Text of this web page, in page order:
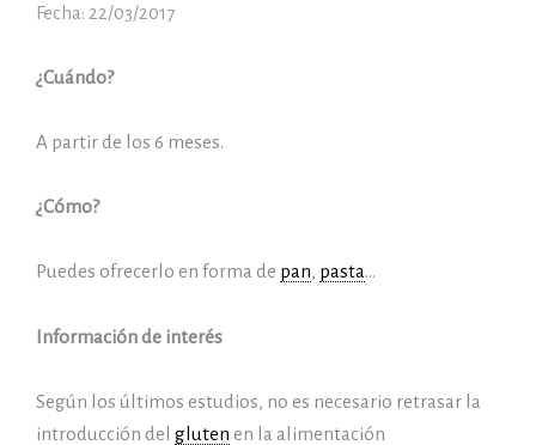
Fecha: 22/03/2017
¿Cuándo?
A partir de los 6 meses.
¿Cómo?
Puedes ofrecerlo en forma de pan, pasta…
Información de interés
Según los últimos estudios, no es necesario retrasar la
introducción del gluten en la alimentación